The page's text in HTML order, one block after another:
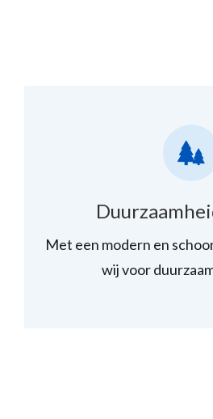
Met een modern en
wij voor